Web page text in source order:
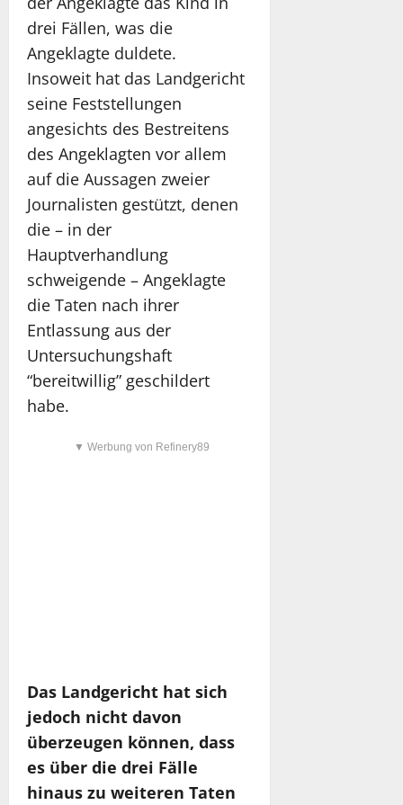
drei Fällen, was die
Angeklagte duldete.
Insoweit hat das Landgericht
seine Feststellungen
angesichts des Bestreitens
des Angeklagten vor allem
auf die Aussagen zweier
Journalisten gestützt, denen
die – in der
Hauptverhandlung
schweigende – Angeklagte
die Taten nach ihrer
Entlassung aus der
Untersuchungshaft
“bereitwillig” geschildert
habe.
▼ Werbung von Refinery89
Das Landgericht hat sich
jedoch nicht davon
überzeugen können, dass
es über die drei Fälle
hinaus zu weiteren Taten